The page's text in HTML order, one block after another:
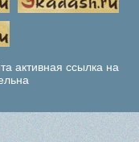
активная ссылка на